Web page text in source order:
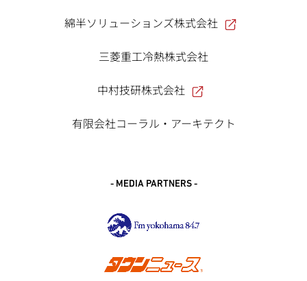
綿半ソリューションズ株式会社
三菱重工冷熱株式会社
中村技研株式会社
有限会社コーラル・アーキテクト
- MEDIA PARTNERS -